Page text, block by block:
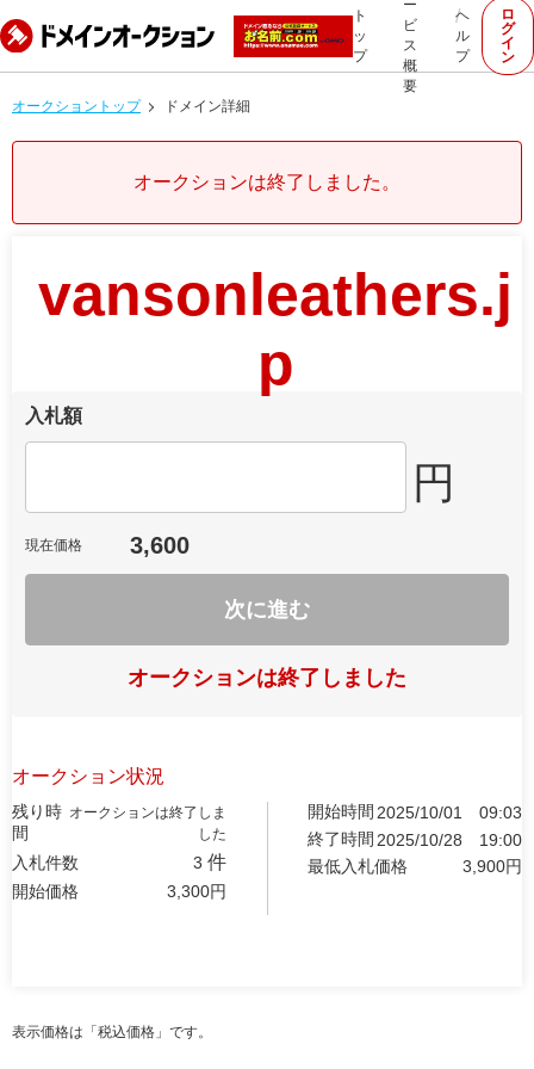
ト
ッ
プ
ー
ビ
ス
概
要
ヘ
ル
プ
ロ
グ
イ
ン
オークショントップ ドメイン詳細
オークションは終了しました。
vansonleathers.j
p
入札額
円
現在価格 3,600
次に進む
オークションは終了しました
オークション状況
残り時
間
オークションは終了しま
した
入札件数 3 件
開始価格 3,300円
開始時間 2025/10/01
09:03
終了時間 2025/10/28
19:00
最低入札価格
3,900円
表示価格は「税込価格」です。